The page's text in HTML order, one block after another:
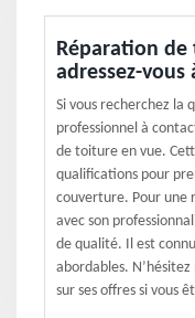
Réparation de
adressez-vous
Si vous recherchez la
professionnel à
de toiture en vue.
qualifications pour
couverture. Pour
avec son
de qualité. Il est
abordables.
sur ses offres si vous